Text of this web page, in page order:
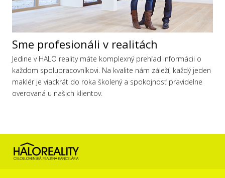
Sme profesionáli v realitách
Jedine v HALO reality máte komplexný prehľad informácii o
každom spolupracovníkovi. Na kvalite nám záleží, každý jeden
maklér je viackrát do roka školený a spokojnosť pravidelne
overovaná u našich klientov.